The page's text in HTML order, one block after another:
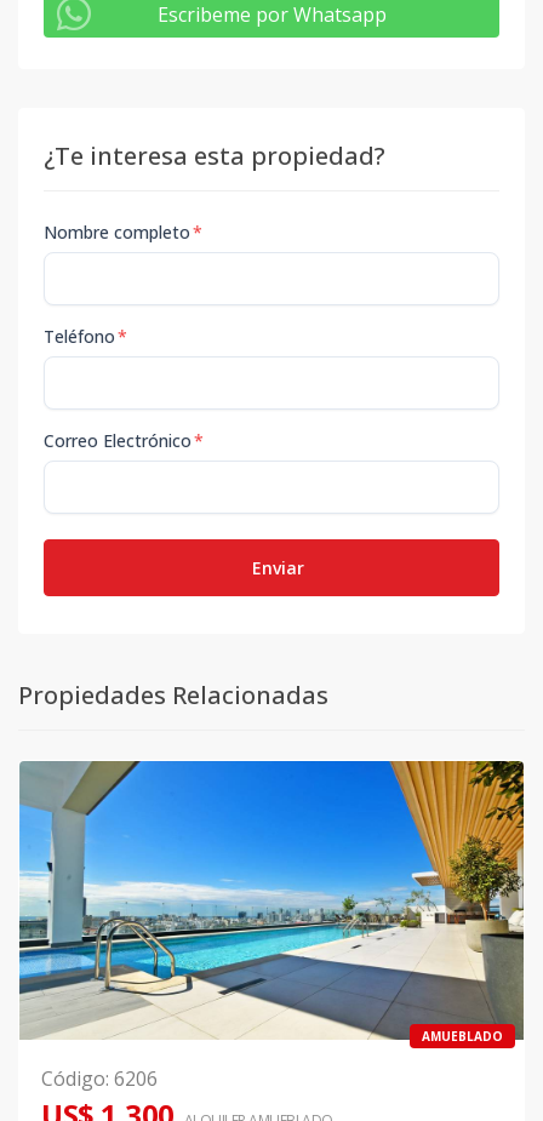
Escribeme por Whatsapp
¿Te interesa esta propiedad?
Nombre completo*
Teléfono*
Correo Electrónico*
Enviar
Propiedades Relacionadas
AMUEBLADO
Código: 6206